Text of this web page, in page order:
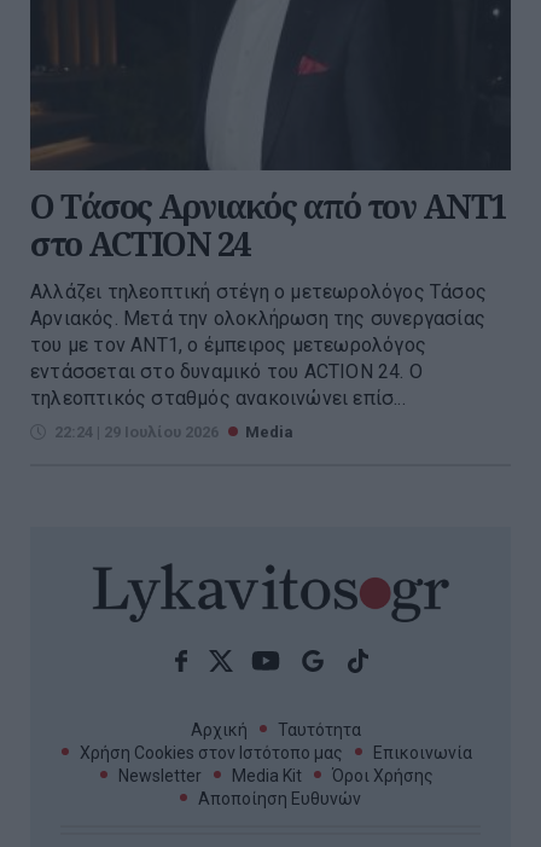
Ο Τάσος Αρνιακός από τον ΑΝΤ1
στο ACTION 24
Αλλάζει τηλεοπτική στέγη ο μετεωρολόγος Τάσος
Αρνιακός. Μετά την ολοκλήρωση της συνεργασίας
του με τον ΑΝΤ1, ο έμπειρος μετεωρολόγος
εντάσσεται στο δυναμικό του ACTION 24. Ο
τηλεοπτικός σταθμός ανακοινώνει επίσ...
22:24 | 29 Ιουλίου 2026 Media
Αρχική
Ταυτότητα
Χρήση Cookies στον Ιστότοπο μας
Επικοινωνία
Newsletter
Media Kit
Όροι Χρήσης
Αποποίηση Ευθυνών